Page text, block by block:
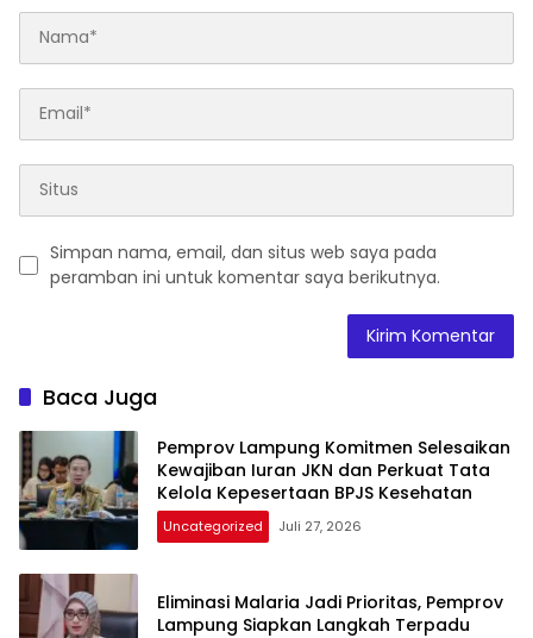
Simpan nama, email, dan situs web saya pada
peramban ini untuk komentar saya berikutnya.
Baca Juga
Pemprov Lampung Komitmen Selesaikan
Kewajiban Iuran JKN dan Perkuat Tata
Kelola Kepesertaan BPJS Kesehatan
Uncategorized Juli 27, 2026
Eliminasi Malaria Jadi Prioritas, Pemprov
Lampung Siapkan Langkah Terpadu